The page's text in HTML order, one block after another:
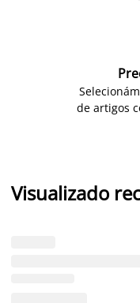
de artigos
Visualizado